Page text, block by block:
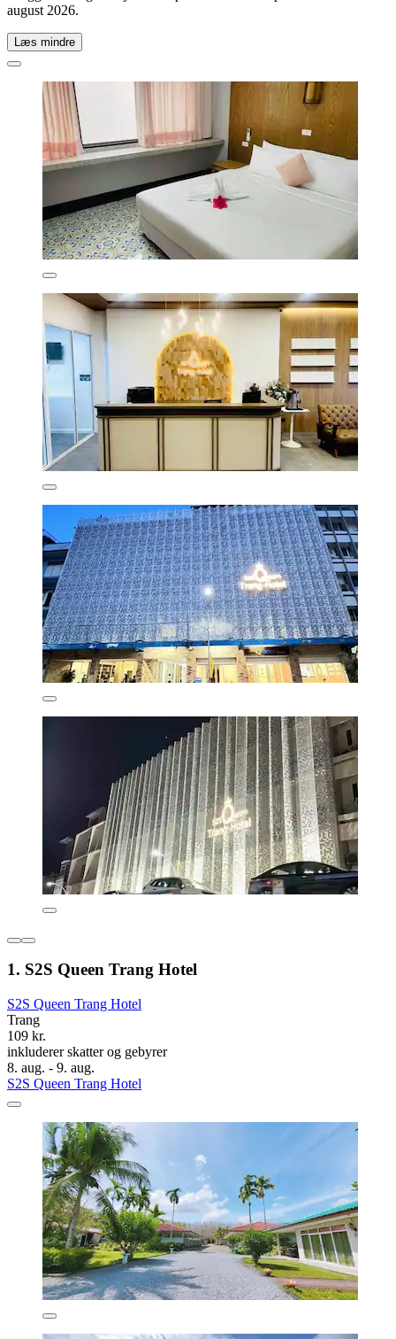
august 2026.
Læs mindre
1. S2S Queen Trang Hotel
S2S Queen Trang Hotel
Trang
109 kr.
inkluderer skatter og gebyrer
8. aug. - 9. aug.
S2S Queen Trang Hotel